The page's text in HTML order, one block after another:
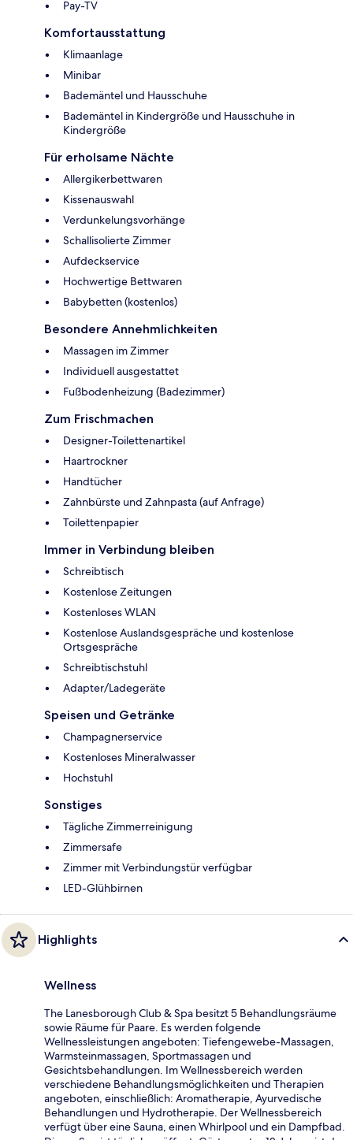
Pay-TV
Komfortausstattung
Klimaanlage
Minibar
Bademäntel und Hausschuhe
Bademäntel in Kindergröße und Hausschuhe in
Kindergröße
Für erholsame Nächte
Allergikerbettwaren
Kissenauswahl
Verdunkelungsvorhänge
Schallisolierte Zimmer
Aufdeckservice
Hochwertige Bettwaren
Babybetten (kostenlos)
Besondere Annehmlichkeiten
Massagen im Zimmer
Individuell ausgestattet
Fußbodenheizung (Badezimmer)
Zum Frischmachen
Designer-Toilettenartikel
Haartrockner
Handtücher
Zahnbürste und Zahnpasta (auf Anfrage)
Toilettenpapier
Immer in Verbindung bleiben
Schreibtisch
Kostenlose Zeitungen
Kostenloses WLAN
Kostenlose Auslandsgespräche und kostenlose
Ortsgespräche
Schreibtischstuhl
Adapter/Ladegeräte
Speisen und Getränke
Champagnerservice
Kostenloses Mineralwasser
Hochstuhl
Sonstiges
Tägliche Zimmerreinigung
Zimmersafe
Zimmer mit Verbindungstür verfügbar
LED-Glühbirnen
Highlights
Wellness
The Lanesborough Club & Spa besitzt 5 Behandlungsräume
sowie Räume für Paare. Es werden folgende
Wellnessleistungen angeboten: Tiefengewebe-Massagen,
Warmsteinmassagen, Sportmassagen und
Gesichtsbehandlungen. Im Wellnessbereich werden
verschiedene Behandlungsmöglichkeiten und Therapien
angeboten, einschließlich: Aromatherapie, Ayurvedische
Behandlungen und Hydrotherapie. Der Wellnessbereich
verfügt über eine Sauna, einen Whirlpool und ein Dampfbad.